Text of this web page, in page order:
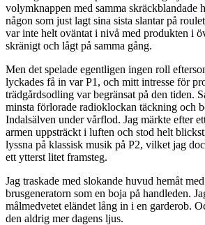
volymknappen med samma skräckblandade
någon som just lagt sina sista slantar på
var inte helt oväntat i nivå med produkten i
skränigt och lågt på samma gång.
Men det spelade egentligen ingen roll
lyckades få in var P1, och mitt intresse för
trädgårdsodling var begränsat på den tiden.
minsta förlorade radioklockan täckning och
Indalsälven under vårflod. Jag märkte efter
armen uppsträckt i luften och stod helt
lyssna på klassisk musik på P2, vilket jag
ett ytterst litet framsteg.
Jag traskade med slokande huvud hemåt
brusgeneratorn som en boja på handleden.
målmedvetet eländet lång in i en garderob.
den aldrig mer dagens ljus.